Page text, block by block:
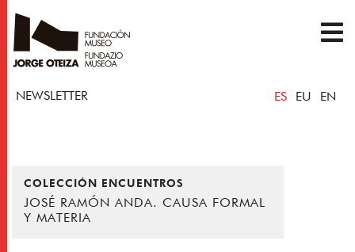
NEWSLETTER ES EU EN
COLECCIÓN ENCUENTROS
JOSÉ RAMÓN ANDA. CAUSA FORMAL
Y MATERIA